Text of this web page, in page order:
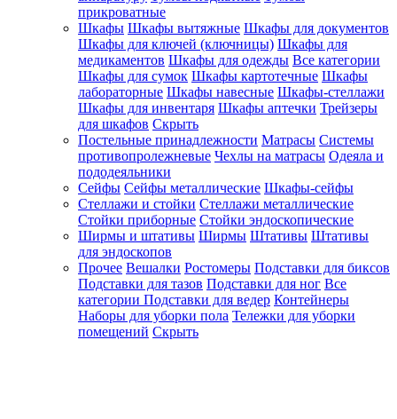
прикроватные
Шкафы Шкафы вытяжные Шкафы для документов
Шкафы для ключей (ключницы) Шкафы для
медикаментов Шкафы для одежды Все категории
Шкафы для сумок Шкафы картотечные Шкафы
лабораторные Шкафы навесные Шкафы-стеллажи
Шкафы для инвентаря Шкафы аптечки Трейзеры
для шкафов Скрыть
Постельные принадлежности Матрасы Системы
противопролежневые Чехлы на матрасы Одеяла и
пододеяльники
Сейфы Сейфы металлические Шкафы-сейфы
Стеллажи и стойки Стеллажи металлические
Стойки приборные Стойки эндоскопические
Ширмы и штативы Ширмы Штативы Штативы
для эндоскопов
Прочее Вешалки Ростомеры Подставки для биксов
Подставки для тазов Подставки для ног Все
категории Подставки для ведер Контейнеры
Наборы для уборки пола Тележки для уборки
помещений Скрыть